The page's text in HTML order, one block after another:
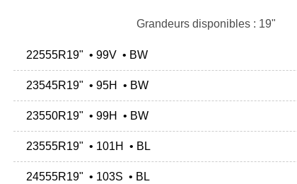
Grandeurs disponibles : 19"
22555R19" • 99V • BW
23545R19" • 95H • BW
23550R19" • 99H • BW
23555R19" • 101H • BL
24555R19" • 103S • BL